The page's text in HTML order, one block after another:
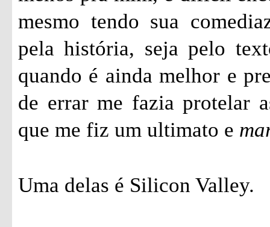
mesmo tendo sua
pela história, seja pelo
quando é ainda melhor e
de errar me fazia protelar
que me fiz um ultimato e
Uma delas é Silicon Valley.